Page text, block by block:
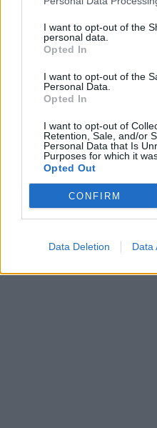
I want to opt-out of the
personal data.
Opted In
I want to opt-out of the
Personal Data.
Opted In
I want to opt-out of
Retention, Sale, and/or
Personal Data that Is
Purposes for which it
Opted Out
CONFIRM
Data Deletion Data
Dire «merci» pour cette